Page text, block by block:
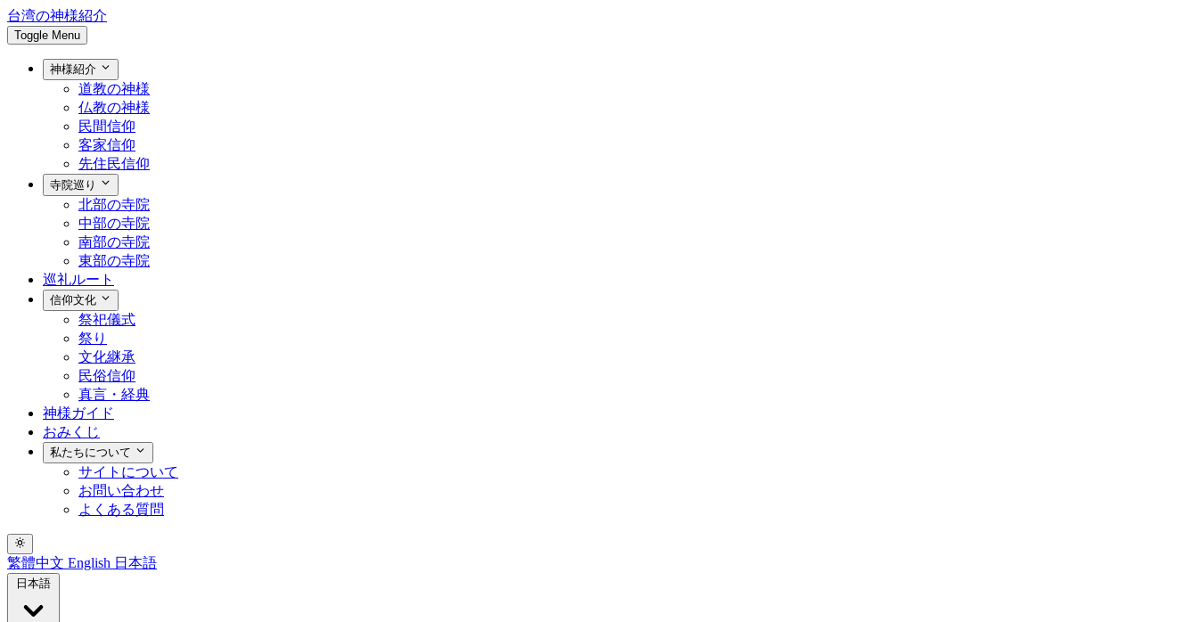
台湾の神様紹介
Toggle Menu
神様紹介
道教の神様
仏教の神様
民間信仰
客家信仰
先住民信仰
寺院巡り
北部の寺院
中部の寺院
南部の寺院
東部の寺院
巡礼ルート
信仰文化
祭祀儀式
祭り
文化継承
民俗信仰
真言・経典
神様ガイド
おみくじ
私たちについて
サイトについて
お問い合わせ
よくある質問
繁體中文 English 日本語
日本語